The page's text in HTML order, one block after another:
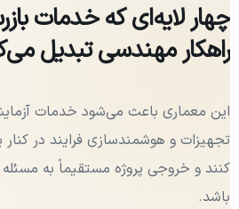
چهار لایه‌ای که خدمات
راهکار مهندسی تبدیل
این معماری باعث می‌شود خدمات
تجهیزات و هوشمندسازی فرایند در کنار
کنند و خروجی پروژه مستقیماً به مسئله
باشد.